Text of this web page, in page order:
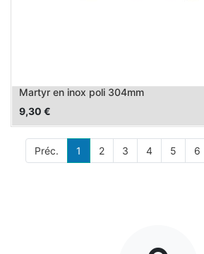
Martyr en inox poli 304mm
9,30 €
Préc. 1 2 3 4 5 6